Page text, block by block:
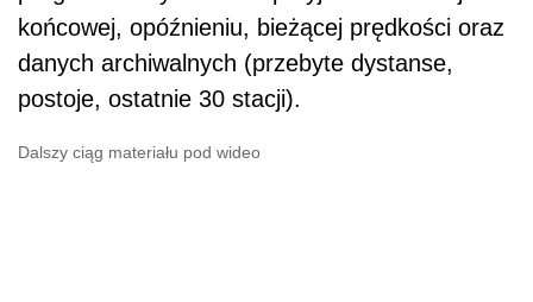
końcowej, opóźnieniu, bieżącej prędkości oraz
danych archiwalnych (przebyte dystanse,
postoje, ostatnie 30 stacji).
Dalszy ciąg materiału pod wideo